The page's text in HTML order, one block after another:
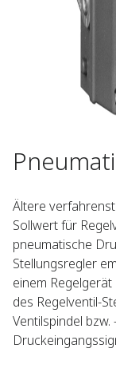
Ältere
Sollwert für
pneumatische
Stellungsregler
einem
des Regelventil-
Ventilspindel